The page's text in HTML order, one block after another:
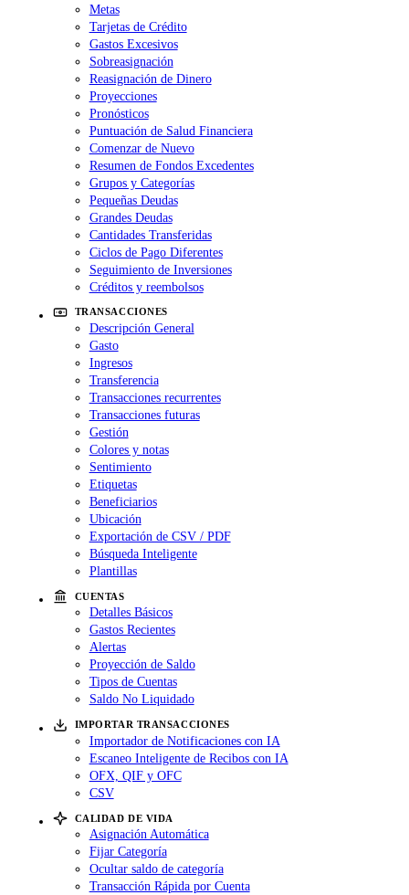
Metas
Tarjetas de Crédito
Gastos Excesivos
Sobreasignación
Reasignación de Dinero
Proyecciones
Pronósticos
Puntuación de Salud Financiera
Comenzar de Nuevo
Resumen de Fondos Excedentes
Grupos y Categorías
Pequeñas Deudas
Grandes Deudas
Cantidades Transferidas
Ciclos de Pago Diferentes
Seguimiento de Inversiones
Créditos y reembolsos
TRANSACCIONES
Descripción General
Gasto
Ingresos
Transferencia
Transacciones recurrentes
Transacciones futuras
Gestión
Colores y notas
Sentimiento
Etiquetas
Beneficiarios
Ubicación
Exportación de CSV / PDF
Búsqueda Inteligente
Plantillas
CUENTAS
Detalles Básicos
Gastos Recientes
Alertas
Proyección de Saldo
Tipos de Cuentas
Saldo No Liquidado
IMPORTAR TRANSACCIONES
Importador de Notificaciones con IA
Escaneo Inteligente de Recibos con IA
OFX, QIF y OFC
CSV
CALIDAD DE VIDA
Asignación Automática
Fijar Categoría
Ocultar saldo de categoría
Transacción Rápida por Cuenta